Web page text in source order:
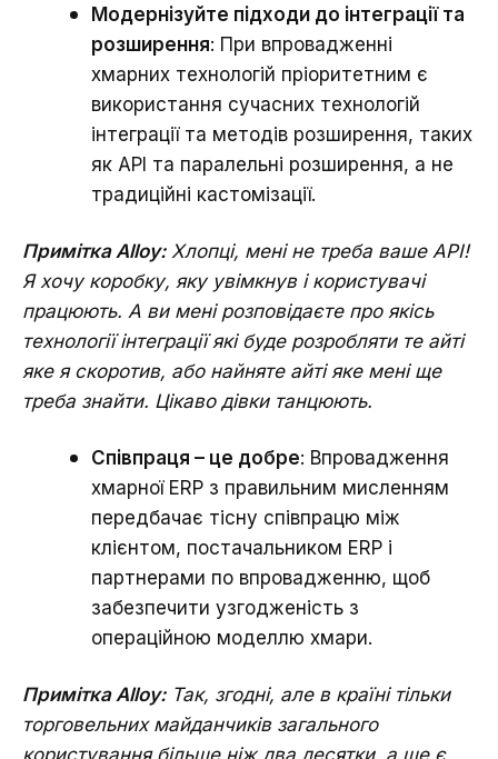
Модернізуйте підходи до інтеграції та
розширення: При впровадженні
хмарних технологій пріоритетним є
використання сучасних технологій
інтеграції та методів розширення, таких
як API та паралельні розширення, а не
традиційні кастомізації.
Примітка Alloy: Хлопці, мені не треба ваше АРІ!
Я хочу коробку, яку увімкнув і користувачі
працюють. А ви мені розповідаєте про якісь
технології інтеграції які буде розробляти те айті
яке я скоротив, або найняте айті яке мені ще
треба знайти. Цікаво дівки танцюють.
Співпраця – це добре: Впровадження
хмарної ERP з правильним мисленням
передбачає тісну співпрацю між
клієнтом, постачальником ERP і
партнерами по впровадженню, щоб
забезпечити узгодженість з
операційною моделлю хмари.
Примітка Alloy: Так, згодні, але в країні тільки
торговельних майданчиків загального
користування більше ніж два десятки, а ще є